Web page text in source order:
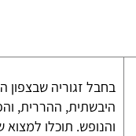
בחבל זגוריה שבצפון
היבשתית, ההררית,
והנופש. תוכלו